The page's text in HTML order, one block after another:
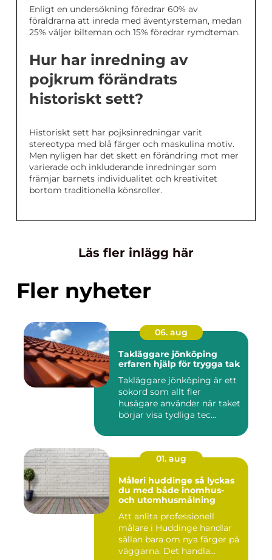
Enligt en undersökning föredrar 60% av
föräldrarna att inreda med äventyrsteman, medan
25% väljer bilteman och 15% föredrar rymdteman.
Hur har inredning av
pojkrum förändrats
historiskt sett?
Historiskt sett har pojksinredningar varit
stereotypa med blå färger och maskulina motiv.
Men nyligen har det skett en förändring mot mer
varierade och inkluderande inredningar som
främjar barnets individualitet och kreativitet
bortom traditionella könsroller.
Läs fler inlägg här
Fler nyheter
06. aug
Takläggare jönköping
erfaren hjälp för trygga tak
Takläggare jönköping är ett
sökord som allt fler
husägare använder när taket
börjar visa tydliga tec...
01. aug
Måleri huddinge så lyckas
du med både inomhus-
och utomhusmålning
Att anlita professionell
målare i Huddinge handlar
sällan bara om nya färger på
väggarna. Det handla...